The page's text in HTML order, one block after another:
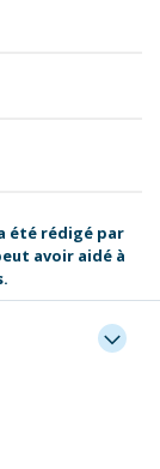
été rédigé par
avoir aidé à